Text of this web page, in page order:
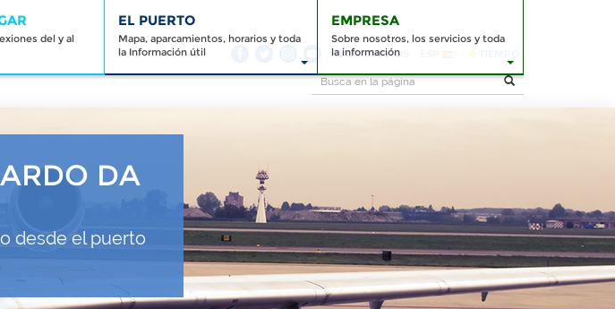
CONTACTOS
del y al
EL PUERTO
Mapa, aparcamientos, horarios y toda
la Información útil
EMPRESA
Sobre nosotros, los servicios y toda
la información
DA
desde el puerto